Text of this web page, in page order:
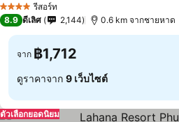
4 ดาว รีสอร์ท
8.9 ดีเลิศ 2,144 0.6 km จากชายหาด
จาก ฿1,712
ดูราคาจาก 9 เว็บไซต์
ตัวเลือกยอดนิยม